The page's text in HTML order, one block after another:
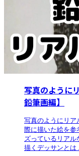
写真のように
鉛筆画編】
写真のようにリア
際に描いた絵を参
ズっているリア
描くデッサンとは ...